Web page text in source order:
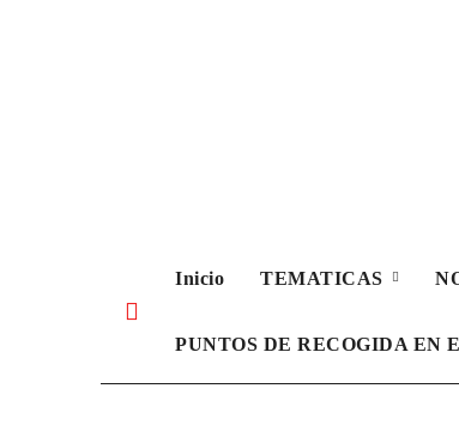
Inicio TEMATICAS
PUNTOS DE RECOGIDA